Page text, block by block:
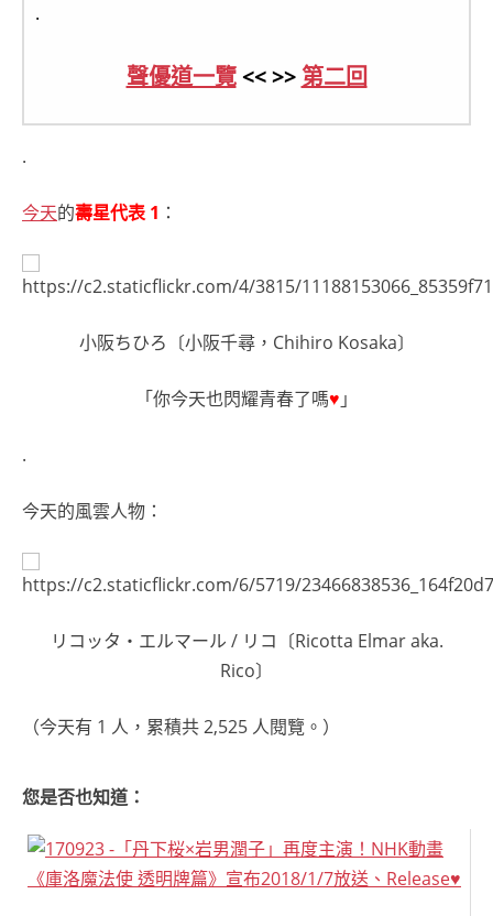
.
聲優道一覽<< >> 第二回
.
今天的壽星代表 1 ：
小阪ちひろ〔小阪千尋，Chihiro Kosaka〕
「你今天也閃耀青春了嗎♥ 」
.
今天的風雲人物：
リコッタ・エルマール / リコ〔Ricotta Elmar aka.
Rico〕
（今天有 1 人，累積共 2,525 人閱覽。）
您是否也知道：